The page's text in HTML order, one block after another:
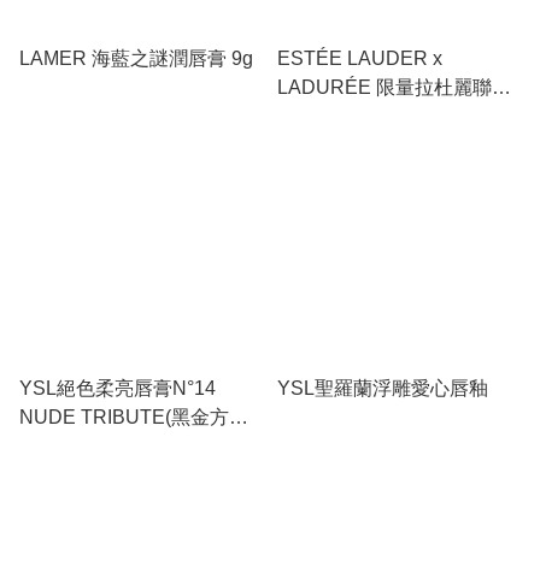
LAMER 海藍之謎潤唇膏 9g
ESTÉE LAUDER x
LADURÉE 限量拉杜麗聯名
YSL絕色柔亮唇膏N°14
NUDE TRIBUTE(黑金方
YSL聖羅蘭浮雕愛心唇釉